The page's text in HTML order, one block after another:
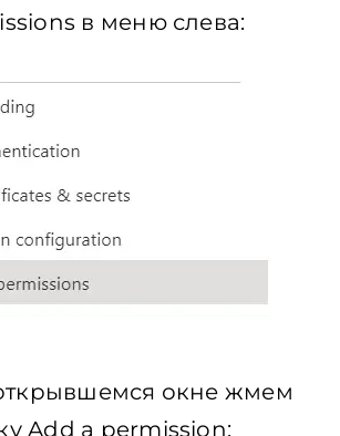
в меню слева:
окне жмем
Add a permission: